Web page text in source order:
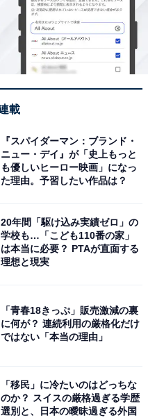
載
『スパイダーマン：ブランド・
ニュー・デイ』が「史上もっと
も優しいヒーロー映画」になっ
た理由。予習したい作品は？
20年間「駆け込み実績ゼロ」の
学校も…「こども110番の家」
は本当に必要？ PTAが直面する
理想と現実
「青春18きっぷ」販売激減の裏
に何が？ 連続利用の厳格化だけ
ではない「本当の理由」
「移民」に冷たいのはどっちな
のか？ スイスの厳格過ぎる学歴
選別と、日本の曖昧過ぎる外国